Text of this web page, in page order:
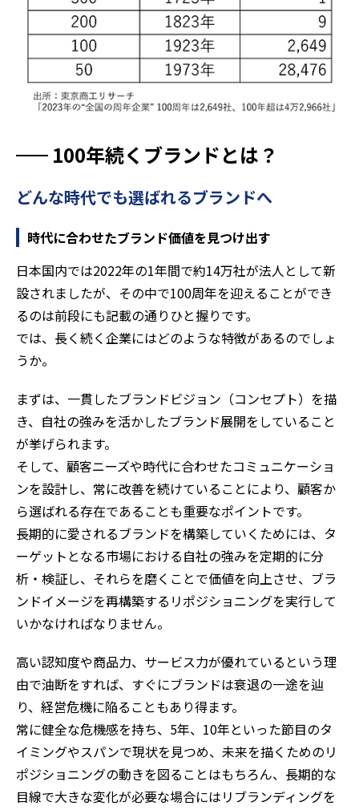
100年続くブランドとは？
どんな時代でも選ばれるブランドへ
時代に合わせたブランド価値を見つけ出す
日本国内では2022年の1年間で約14万社が法人として新
設されましたが、その中で100周年を迎えることができ
るのは前段にも記載の通りひと握りです。
では、長く続く企業にはどのような特徴があるのでしょ
うか。
まずは、一貫したブランドビジョン（コンセプト）を描
き、自社の強みを活かしたブランド展開をしていること
が挙げられます。
そして、顧客ニーズや時代に合わせたコミュニケーショ
ンを設計し、常に改善を続けていることにより、顧客か
ら選ばれる存在であることも重要なポイントです。
長期的に愛されるブランドを構築していくためには、タ
ーゲットとなる市場における自社の強みを定期的に分
析・検証し、それらを磨くことで価値を向上させ、ブラ
ンドイメージを再構築するリポジショニングを実行して
いかなければなりません。
高い認知度や商品力、サービス力が優れているという理
由で油断をすれば、すぐにブランドは衰退の一途を辿
り、経営危機に陥ることもあり得ます。
常に健全な危機感を持ち、5年、10年といった節目のタ
イミングやスパンで現状を見つめ、未来を描くためのリ
ポジショニングの動きを図ることはもちろん、長期的な
目線で大きな変化が必要な場合にはリブランディングを